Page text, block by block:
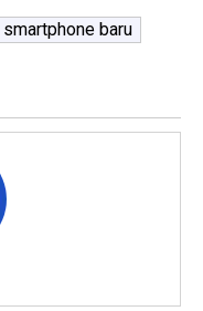
smartphone baru